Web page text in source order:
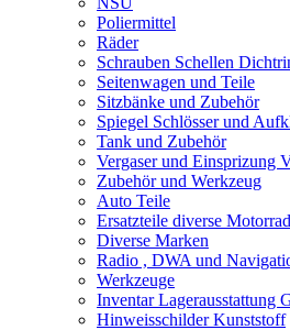
Poliermittel
Räder
Schrauben Schellen
Seitenwagen und Teile
Sitzbänke und Zubehör
Spiegel Schlösser und
Tank und Zubehör
Vergaser und Einsprizung
Zubehör und Werkzeug
Auto Teile
Ersatzteile diverse
Diverse Marken
Radio , DWA und
Werkzeuge
Inventar Lagerausstattung
Hinweisschilder Kunststoff